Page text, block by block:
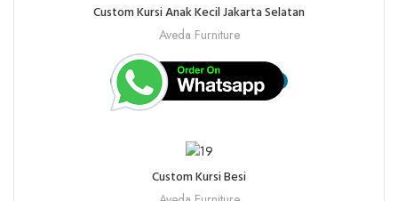
Custom Kursi Anak Kecil Jakarta Selatan
Aveda Furniture
Custom Kursi Besi